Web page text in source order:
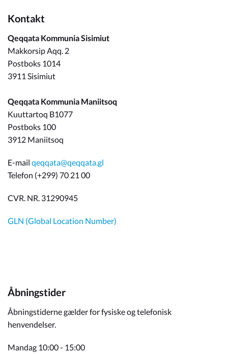
Kontakt
Qeqqata Kommunia Sisimiut
Makkorsip Aqq. 2
Postboks 1014
3911 Sisimiut
Qeqqata Kommunia Maniitsoq
Kuuttartoq B1077
Postboks 100
3912 Maniitsoq
E-mail qeqqata@qeqqata.gl
Telefon (+299) 70 21 00
CVR. NR. 31290945
GLN (Global Location Number)
Åbningstider
Åbningstiderne gælder for fysiske og telefonisk
henvendelser.
Mandag 10:00 - 15:00